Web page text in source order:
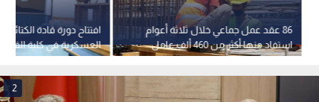
افتتاح دورة قادة
العسكرية في كلية
الملكية الأردنية
86 عقد عمل جماعي خلال ثلاثة أعوام
استفاد منها أكثر من 460 ألف عامل
وعاملة
2